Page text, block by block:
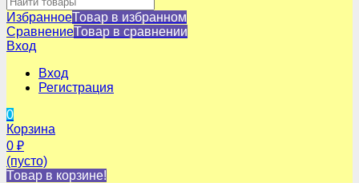
ИзбранноеТовар в избранном
СравнениеТовар в сравнении
Вход
Вход
Регистрация
0
Корзина
0 ₽
(пусто)
Товар в корзине!